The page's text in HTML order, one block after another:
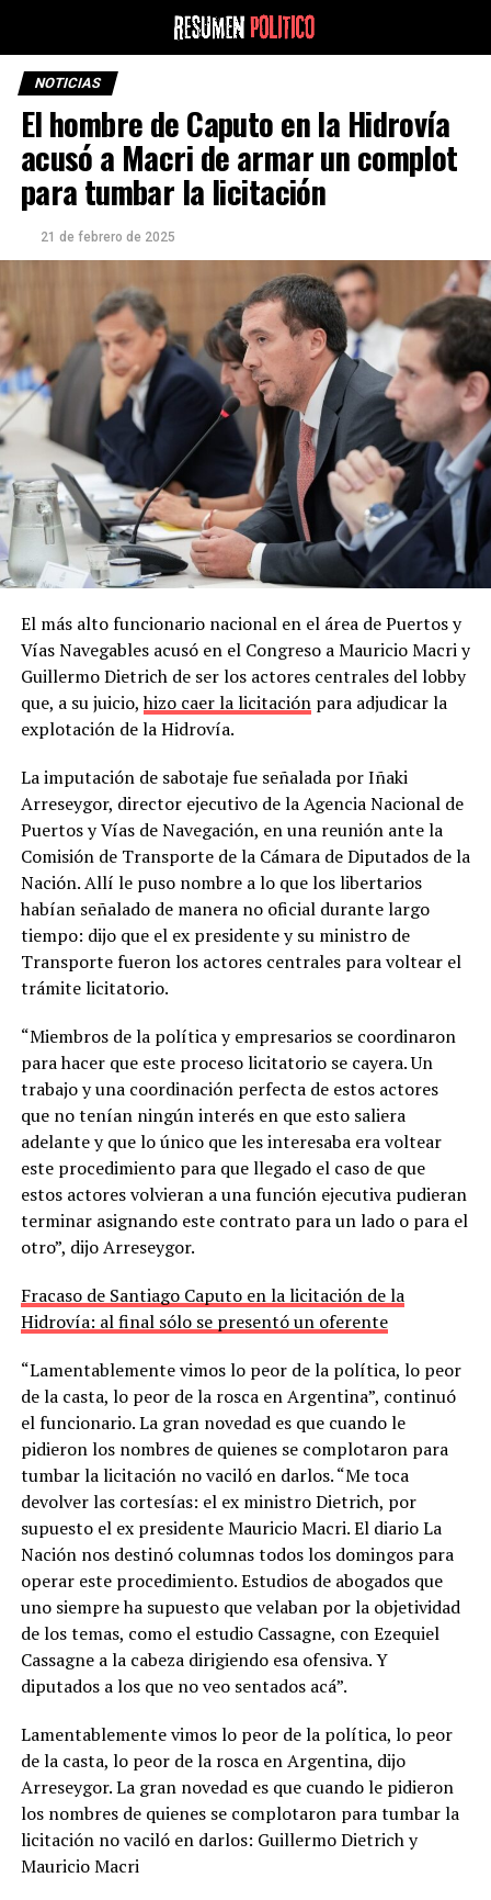
NOTICIAS
El hombre de Caputo en la Hidrovía
acusó a Macri de armar un complot
para tumbar la licitación
21 de febrero de 2025
El más alto funcionario nacional en el área de Puertos y
Vías Navegables acusó en el Congreso a Mauricio Macri y
Guillermo Dietrich de ser los actores centrales del lobby
que, a su juicio,hizo caer la licitaciónpara adjudicar la
explotación de la Hidrovía.
La imputación de sabotaje fue señalada por Iñaki
Arreseygor, director ejecutivo de la Agencia Nacional de
Puertos y Vías de Navegación, en una reunión ante la
Comisión de Transporte de la Cámara de Diputados de la
Nación. Allí le puso nombre a lo que los libertarios
habían señalado de manera no oficial durante largo
tiempo: dijo que el ex presidente y su ministro de
Transporte fueron los actores centrales para voltear el
trámite licitatorio.
“Miembros de la política y empresarios se coordinaron
para hacer que este proceso licitatorio se cayera. Un
trabajo y una coordinación perfecta de estos actores
que no tenían ningún interés en que esto saliera
adelante y que lo único que les interesaba era voltear
este procedimiento para que llegado el caso de que
estos actores volvieran a una función ejecutiva pudieran
terminar asignando este contrato para un lado o para el
otro”, dijo Arreseygor.
Fracaso de Santiago Caputo en la licitación de la
Hidrovía: al final sólo se presentó un oferente
“Lamentablemente vimos lo peor de la política, lo peor
de la casta, lo peor de la rosca en Argentina”, continuó
el funcionario. La gran novedad es que cuando le
pidieron los nombres de quienes se complotaron para
tumbar la licitación no vaciló en darlos. “Me toca
devolver las cortesías: el ex ministro Dietrich, por
supuesto el ex presidente Mauricio Macri. El diario La
Nación nos destinó columnas todos los domingos para
operar este procedimiento. Estudios de abogados que
uno siempre ha supuesto que velaban por la objetividad
de los temas, como el estudio Cassagne, con Ezequiel
Cassagne a la cabeza dirigiendo esa ofensiva. Y
diputados a los que no veo sentados acá”.
Lamentablemente vimos lo peor de la política, lo peor
de la casta, lo peor de la rosca en Argentina, dijo
Arreseygor. La gran novedad es que cuando le pidieron
los nombres de quienes se complotaron para tumbar la
licitación no vaciló en darlos: Guillermo Dietrich y
Mauricio Macri